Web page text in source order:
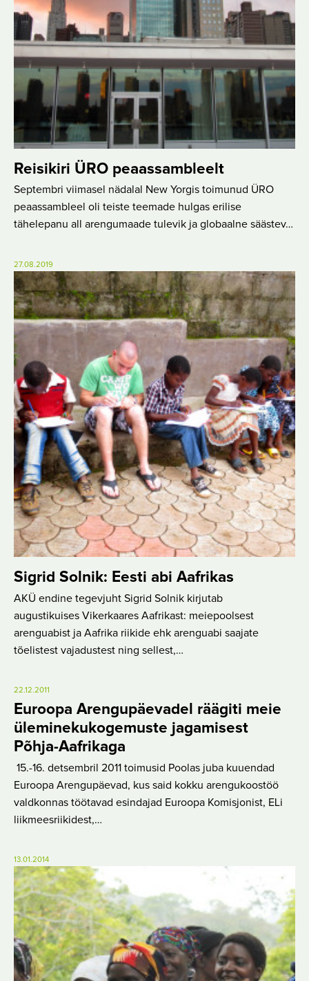
Reisikiri ÜRO peaassambleelt
Septembri viimasel nädalal New Yorgis toimunud ÜRO
peaassambleel oli teiste teemade hulgas erilise
tähelepanu all arengumaade tulevik ja globaalne säästev…
27.08.2019
Sigrid Solnik: Eesti abi Aafrikas
AKÜ endine tegevjuht Sigrid Solnik kirjutab
augustikuises Vikerkaares Aafrikast: meiepoolsest
arenguabist ja Aafrika riikide ehk arenguabi saajate
tõelistest vajadustest ning sellest,…
22.12.2011
Euroopa Arengupäevadel räägiti meie
üleminekukogemuste jagamisest
Põhja-Aafrikaga
15.-16. detsembril 2011 toimusid Poolas juba kuuendad
Euroopa Arengupäevad, kus said kokku arengukoostöö
valdkonnas töötavad esindajad Euroopa Komisjonist, ELi
liikmeesriikidest,…
13.01.2014